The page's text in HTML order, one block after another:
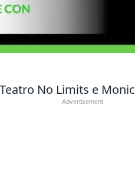
No Limits e